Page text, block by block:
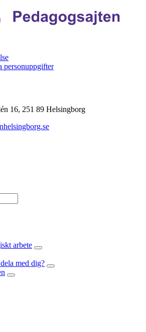
personuppgifter
16, 251 89 Helsingborg
arbete
med dig?